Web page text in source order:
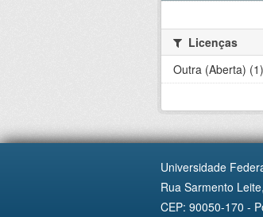
Licenças
Outra (Aberta) (1)
Universidade
Rua Sarmento
CEP: 90050-170 -